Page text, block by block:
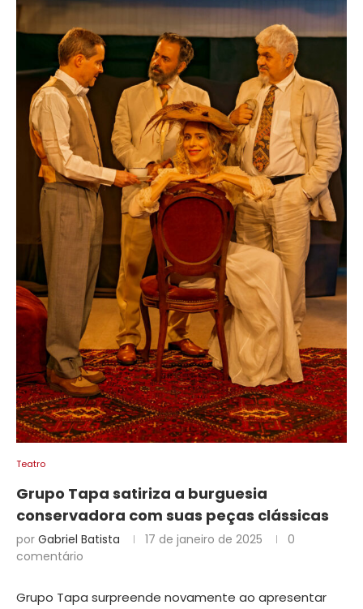
Teatro
Grupo Tapa satiriza a burguesia
conservadora com suas peças clássicas
por Gabriel Batista 17 de janeiro de 2025
0
comentário
Grupo Tapa surpreende novamente ao apresentar